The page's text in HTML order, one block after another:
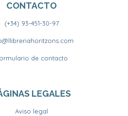
CONTACTO
(+34) 93-451-30-97
de contacto
LEGALES
Aviso legal